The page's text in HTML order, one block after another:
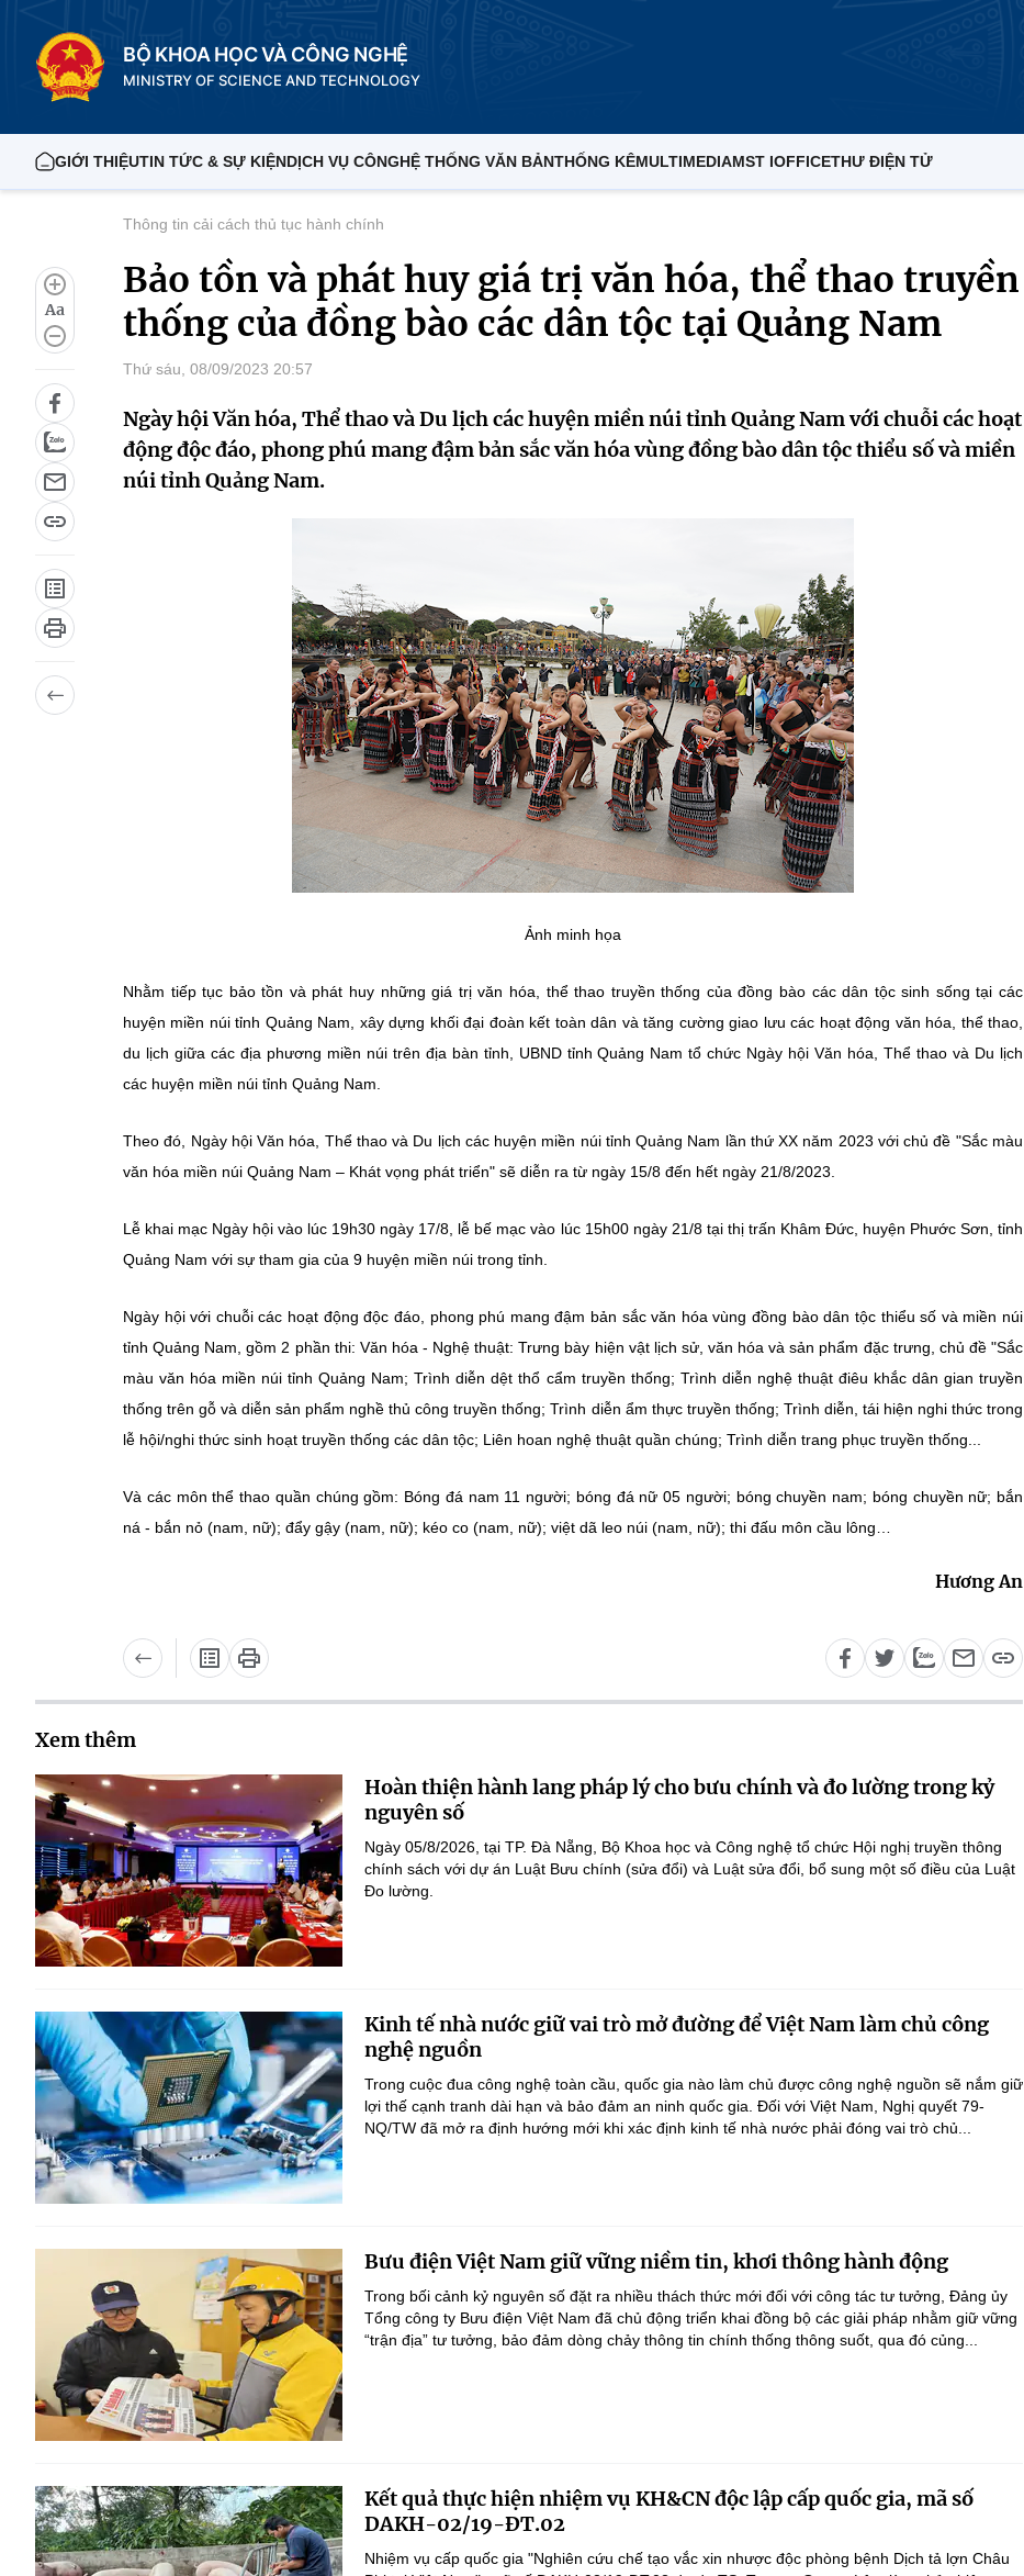
BỘ KHOA HỌC VÀ CÔNG NGHỆ
MINISTRY OF SCIENCE AND TECHNOLOGY
GIỚI THIỆUTIN TỨC & SỰ KIỆNDỊCH VỤ CÔNGHỆ THỐNG VĂN BẢNTHỐNG KÊMULTIMEDIAMST IOFFICETHƯ ĐIỆN TỬ
Aa
Thông tin cải cách thủ tục hành chính
Bảo tồn và phát huy giá trị văn hóa, thể thao truyền
thống của đồng bào các dân tộc tại Quảng Nam
Thứ sáu, 08/09/2023 20:57
Ngày hội Văn hóa, Thể thao và Du lịch các huyện miền núi tỉnh Quảng Nam với chuỗi các hoạt
động độc đáo, phong phú mang đậm bản sắc văn hóa vùng đồng bào dân tộc thiểu số và miền
núi tỉnh Quảng Nam.
Ảnh minh họa
Nhằm tiếp tục bảo tồn và phát huy những giá trị văn hóa, thể thao truyền thống của đồng bào các dân tộc sinh sống tại các
huyện miền núi tỉnh Quảng Nam, xây dựng khối đại đoàn kết toàn dân và tăng cường giao lưu các hoạt động văn hóa, thể thao,
du lịch giữa các địa phương miền núi trên địa bàn tỉnh, UBND tỉnh Quảng Nam tổ chức Ngày hội Văn hóa, Thể thao và Du lịch
các huyện miền núi tỉnh Quảng Nam.
Theo đó, Ngày hội Văn hóa, Thể thao và Du lịch các huyện miền núi tỉnh Quảng Nam lần thứ XX năm 2023 với chủ đề "Sắc màu
văn hóa miền núi Quảng Nam – Khát vọng phát triển" sẽ diễn ra từ ngày 15/8 đến hết ngày 21/8/2023.
Lễ khai mạc Ngày hội vào lúc 19h30 ngày 17/8, lễ bế mạc vào lúc 15h00 ngày 21/8 tại thị trấn Khâm Đức, huyện Phước Sơn, tỉnh
Quảng Nam với sự tham gia của 9 huyện miền núi trong tỉnh.
Ngày hội với chuỗi các hoạt động độc đáo, phong phú mang đậm bản sắc văn hóa vùng đồng bào dân tộc thiểu số và miền núi
tỉnh Quảng Nam, gồm 2 phần thi: Văn hóa - Nghệ thuật: Trưng bày hiện vật lịch sử, văn hóa và sản phẩm đặc trưng, chủ đề "Sắc
màu văn hóa miền núi tỉnh Quảng Nam; Trình diễn dệt thổ cẩm truyền thống; Trình diễn nghệ thuật điêu khắc dân gian truyền
thống trên gỗ và diễn sản phẩm nghề thủ công truyền thống; Trình diễn ẩm thực truyền thống; Trình diễn, tái hiện nghi thức trong
lễ hội/nghi thức sinh hoạt truyền thống các dân tộc; Liên hoan nghệ thuật quần chúng; Trình diễn trang phục truyền thống...
Và các môn thể thao quần chúng gồm: Bóng đá nam 11 người; bóng đá nữ 05 người; bóng chuyền nam; bóng chuyền nữ; bắn
ná - bắn nỏ (nam, nữ); đẩy gậy (nam, nữ); kéo co (nam, nữ); việt dã leo núi (nam, nữ); thi đấu môn cầu lông…
Hương An
Xem thêm
Hoàn thiện hành lang pháp lý cho bưu chính và đo lường trong kỷ
nguyên số
Ngày 05/8/2026, tại TP. Đà Nẵng, Bộ Khoa học và Công nghệ tổ chức Hội nghị truyền thông
chính sách với dự án Luật Bưu chính (sửa đổi) và Luật sửa đổi, bổ sung một số điều của Luật
Đo lường.
Kinh tế nhà nước giữ vai trò mở đường để Việt Nam làm chủ công
nghệ nguồn
Trong cuộc đua công nghệ toàn cầu, quốc gia nào làm chủ được công nghệ nguồn sẽ nắm giữ
lợi thế cạnh tranh dài hạn và bảo đảm an ninh quốc gia. Đối với Việt Nam, Nghị quyết 79-
NQ/TW đã mở ra định hướng mới khi xác định kinh tế nhà nước phải đóng vai trò chủ...
Bưu điện Việt Nam giữ vững niềm tin, khơi thông hành động
Trong bối cảnh kỷ nguyên số đặt ra nhiều thách thức mới đối với công tác tư tưởng, Đảng ủy
Tổng công ty Bưu điện Việt Nam đã chủ động triển khai đồng bộ các giải pháp nhằm giữ vững
“trận địa” tư tưởng, bảo đảm dòng chảy thông tin chính thống thông suốt, qua đó củng...
Kết quả thực hiện nhiệm vụ KH&CN độc lập cấp quốc gia, mã số
DAKH-02/19-ĐT.02
Nhiệm vụ cấp quốc gia "Nghiên cứu chế tạo vắc xin nhược độc phòng bệnh Dịch tả lợn Châu